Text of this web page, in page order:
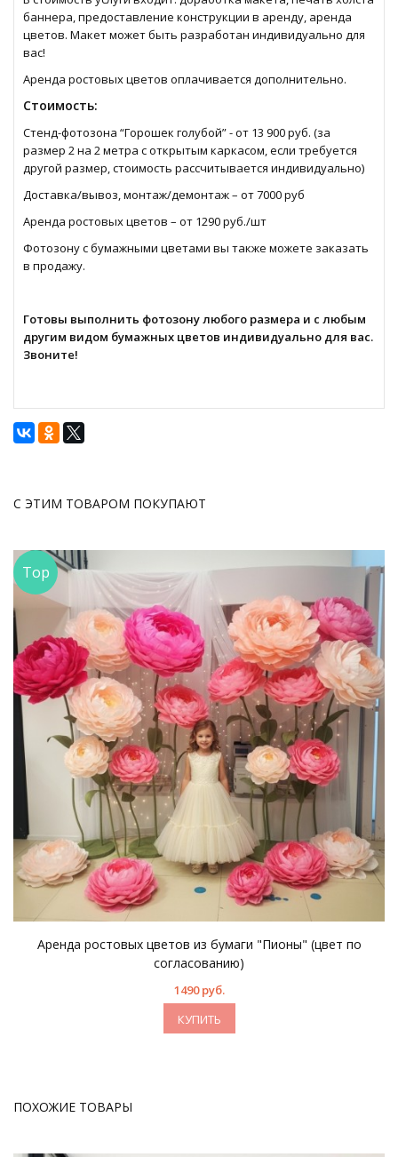
баннера, предоставление конструкции в аренду, аренда
цветов. Макет может быть разработан индивидуально для
вас!
Аренда ростовых цветов оплачивается дополнительно.
Стоимость:
Стенд-фотозона “Горошек голубой” - от 13 900 руб. (за
размер 2 на 2 метра с открытым каркасом, если требуется
другой размер, стоимость рассчитывается индивидуально)
Доставка/вывоз, монтаж/демонтаж – от 7000 руб
Аренда ростовых цветов – от 1290 руб./шт
Фотозону с бумажными цветами вы также можете заказать
в продажу.
Готовы выполнить фотозону любого размера и с любым
другим видом бумажных цветов индивидуально для вас.
Звоните!
С ЭТИМ ТОВАРОМ ПОКУПАЮТ
Top
Аренда ростовых цветов из бумаги "Пионы" (цвет по
согласованию)
1490 руб.
КУПИТЬ
ПОХОЖИЕ ТОВАРЫ